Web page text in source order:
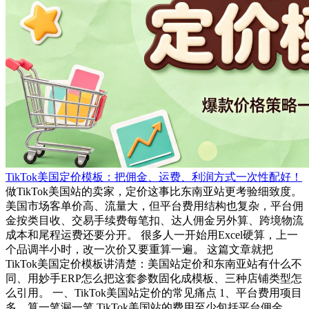
TikTok美国定价模板：把佣金、运费、利润方式一次性配好！
做TikTok美国站的卖家，定价这事比东南亚站更考验细致度。
美国市场客单价高、流量大，但平台费用结构也复杂，平台佣
金按类目收、交易手续费每笔扣、达人佣金另外算、跨境物流
成本和尾程运费还要分开。 很多人一开始用Excel硬算，上一
个品调半小时，改一次价又要重算一遍。 这篇文章就把
TikTok美国定价模板讲清楚：美国站定价和东南亚站有什么不
同、用妙手ERP怎么把这套参数固化成模板、三种店铺类型怎
么引用。 一、TikTok美国站定价的常见痛点 1、平台费用项目